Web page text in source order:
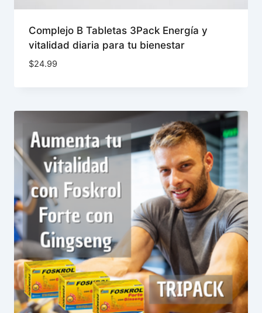
Complejo B Tabletas 3Pack Energía y
vitalidad diaria para tu bienestar
$24.99